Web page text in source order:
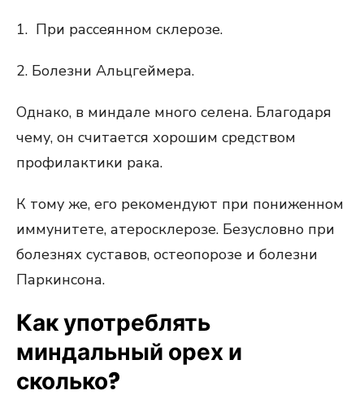
1. При рассеянном склерозе.
2. Болезни Альцгеймера.
Однако, в миндале много селена. Благодаря
чему, он считается хорошим средством
профилактики рака.
К тому же, его рекомендуют при пониженном
иммунитете, атеросклерозе. Безусловно при
болезнях суставов, остеопорозе и болезни
Паркинсона.
Как употреблять
миндальный орех и
сколько?